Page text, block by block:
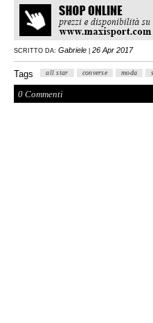
SCRITTO DA: Gabriele 26 Apr 2017
Tags all star converse moda
0 Commenti